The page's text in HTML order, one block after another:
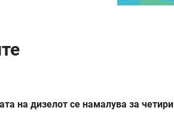
на дизелот се намалува за четири